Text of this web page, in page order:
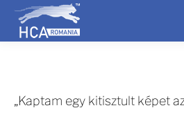
„Kaptam egy kitisztult képet